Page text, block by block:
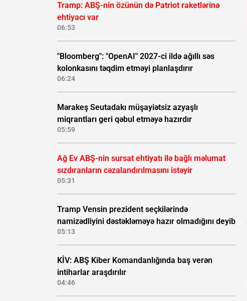
Tramp: ABŞ-nin özünün də Patriot raketlərinə
ehtiyacı var
06:53
"Bloomberg": "OpenAI" 2027-ci ildə ağıllı səs
kolonkasını təqdim etməyi planlaşdırır
06:24
Mərakeş Seutadakı müşayiətsiz azyaşlı
miqrantları geri qəbul etməyə hazırdır
05:59
Ağ Ev ABŞ-nin sursat ehtiyatı ilə bağlı məlumat
sızdıranların cəzalandırılmasını istəyir
05:31
Tramp Vensin prezident seçkilərində
namizədliyini dəstəkləməyə hazır olmadığını deyib
05:13
KİV: ABŞ Kiber Komandanlığında baş verən
intiharlar araşdırılır
04:46